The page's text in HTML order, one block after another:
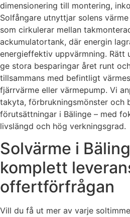
dimensionering till montering,
Solfångare utnyttjar solens
som cirkulerar mellan
ackumulatortank, där energin
energieffektiv uppvärmning. Rätt
ge stora besparingar året runt
tillsammans med befintligt
fjärrvärme eller värmepump. Vi
takyta, förbrukningsmönster och
förutsättningar i Bälinge – med
livslängd och hög verkningsgrad.
Solvärme i
komplett
offertförfrågan
Vill du få ut mer av varje